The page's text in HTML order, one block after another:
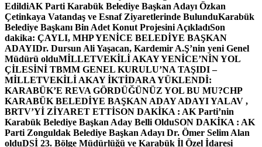
EdildiAK Parti Karabük Belediye Başkan Adayı Özkan
Çetinkaya Vatandaş ve Esnaf Ziyaretlerinde BulunduKarabük
Belediye Başkanı Bin Adet Konut Projesini AçıkladıSon
dakika: ÇAYLI, MHP YENİCE BELEDİYE BAŞKAN
ADAYIDr. Dursun Ali Yaşacan, Kardemir A.Ş’nin yeni Genel
Müdürü olduMİLLETVEKİLİ AKAY YENİCE’NİN YOL
ÇİLESİNİ TBMM GENEL KURULU’NA TAŞIDI –
MİLLETVEKİLİ AKAY İKTİDARA YÜKLENDİ:
KARABÜK’E REVA GÖRDÜĞÜNÜZ YOL BU MU?CHP
KARABÜK BELEDİYE BAŞKAN ADAY ADAYI YALAV ,
BRTV’Yİ ZİYARET ETTİSON DAKİKA : AK Parti’nin
Karabük Belediye Başkan Aday Belli OlduSON DAKİKA : AK
Parti Zonguldak Belediye Başkan Adayı Dr. Ömer Selim Alan
olduDSİ 23. Bölge Müdürlüğü ve Karabük İl Özel İdaresi